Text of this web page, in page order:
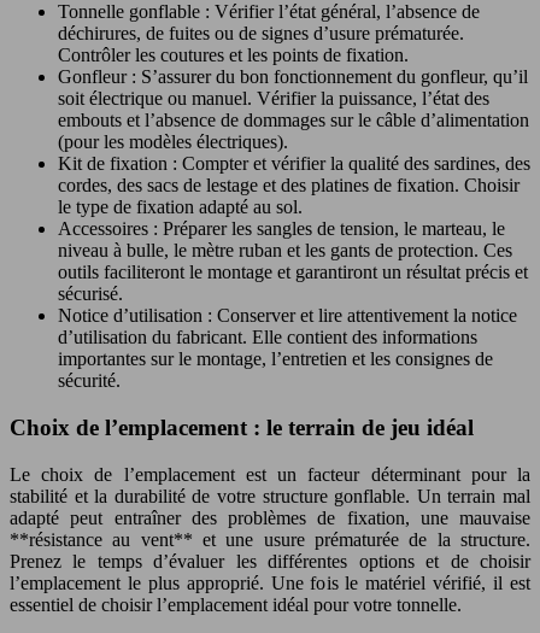
Tonnelle gonflable : Vérifier l’état général, l’absence de
déchirures, de fuites ou de signes d’usure prématurée.
Contrôler les coutures et les points de fixation.
Gonfleur : S’assurer du bon fonctionnement du gonfleur, qu’il
soit électrique ou manuel. Vérifier la puissance, l’état des
embouts et l’absence de dommages sur le câble d’alimentation
(pour les modèles électriques).
Kit de fixation : Compter et vérifier la qualité des sardines, des
cordes, des sacs de lestage et des platines de fixation. Choisir
le type de fixation adapté au sol.
Accessoires : Préparer les sangles de tension, le marteau, le
niveau à bulle, le mètre ruban et les gants de protection. Ces
outils faciliteront le montage et garantiront un résultat précis et
sécurisé.
Notice d’utilisation : Conserver et lire attentivement la notice
d’utilisation du fabricant. Elle contient des informations
importantes sur le montage, l’entretien et les consignes de
sécurité.
Choix de l’emplacement : le terrain de jeu idéal
Le choix de l’emplacement est un facteur déterminant pour la
stabilité et la durabilité de votre structure gonflable. Un terrain mal
adapté peut entraîner des problèmes de fixation, une mauvaise
**résistance au vent** et une usure prématurée de la structure.
Prenez le temps d’évaluer les différentes options et de choisir
l’emplacement le plus approprié. Une fois le matériel vérifié, il est
essentiel de choisir l’emplacement idéal pour votre tonnelle.